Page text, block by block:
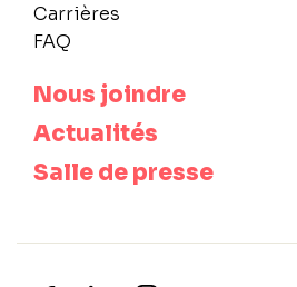
Carrières
FAQ
Nous joindre
Actualités
Salle de presse